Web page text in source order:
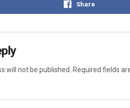
Share
will not be published. Required fields